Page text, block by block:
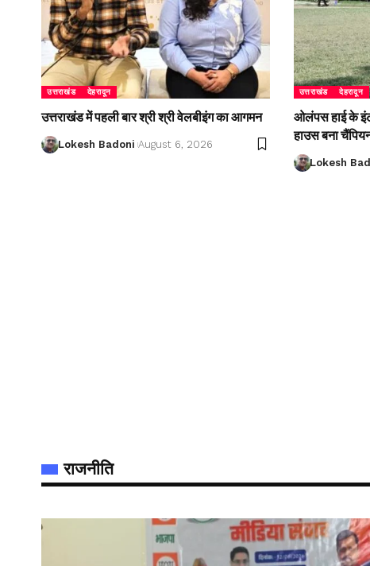
उत्तराखंड देहरादून
उत्तराखंड में पहली बार श्री श्री वेलबीइंग का आगमन
Lokesh Badoni August 6, 2026
उत्तराखंड देहरादून
ओलंपस हाई के
हाउस बना
Lokesh
राजनीति